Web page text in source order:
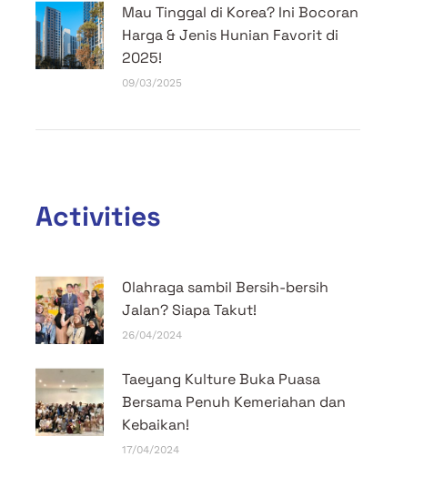
Mau Tinggal di Korea? Ini Bocoran
Harga & Jenis Hunian Favorit di
2025!
09/03/2025
Activities
Olahraga sambil Bersih-bersih
Jalan? Siapa Takut!
26/04/2024
Taeyang Kulture Buka Puasa
Bersama Penuh Kemeriahan dan
Kebaikan!
17/04/2024